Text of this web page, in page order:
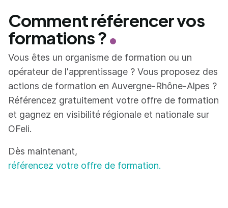
Comment référencer vos
formations ?
Vous êtes un organisme de formation ou un
opérateur de l'apprentissage ? Vous proposez des
actions de formation en Auvergne-Rhône-Alpes ?
Référencez gratuitement votre offre de formation
et gagnez en visibilité régionale et nationale sur
OFeli.
Dès maintenant,
référencez votre offre de formation.